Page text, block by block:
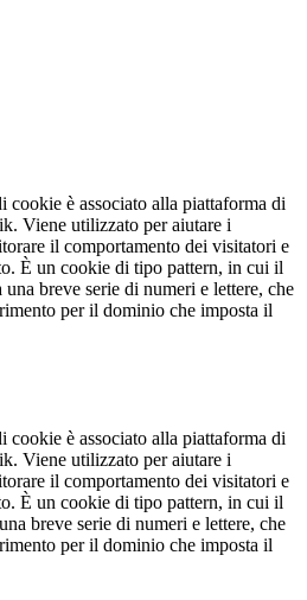
cookie è associato alla piattaforma di
Viene utilizzato per aiutare i
il comportamento dei visitatori e
È un cookie di tipo pattern, in cui il
breve serie di numeri e lettere, che
per il dominio che imposta il
cookie è associato alla piattaforma di
Viene utilizzato per aiutare i
il comportamento dei visitatori e
È un cookie di tipo pattern, in cui il
breve serie di numeri e lettere, che
per il dominio che imposta il